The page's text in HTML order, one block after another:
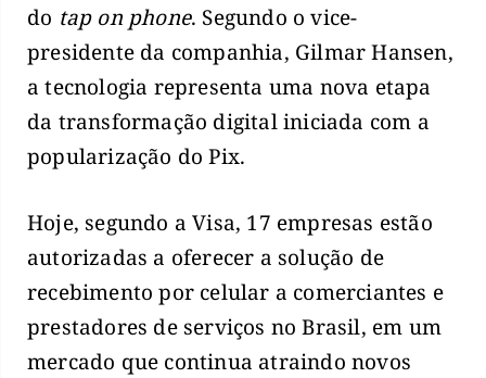
do tap on phone. Segundo o vice-
presidente da companhia, Gilmar Hansen,
a tecnologia representa uma nova etapa
da transformação digital iniciada com a
popularização do Pix.
Hoje, segundo a Visa, 17 empresas estão
autorizadas a oferecer a solução de
recebimento por celular a comerciantes e
prestadores de serviços no Brasil, em um
mercado que continua atraindo novos